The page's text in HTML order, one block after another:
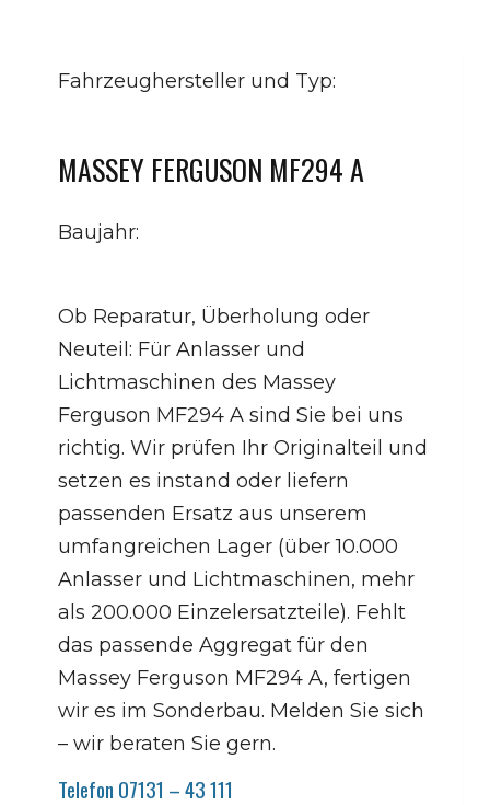
Fahrzeughersteller und Typ:
MASSEY FERGUSON MF294 A
Baujahr:
Ob Reparatur, Überholung oder
Neuteil: Für Anlasser und
Lichtmaschinen des Massey
Ferguson MF294 A sind Sie bei uns
richtig. Wir prüfen Ihr Originalteil und
setzen es instand oder liefern
passenden Ersatz aus unserem
umfangreichen Lager (über 10.000
Anlasser und Lichtmaschinen, mehr
als 200.000 Einzelersatzteile). Fehlt
das passende Aggregat für den
Massey Ferguson MF294 A, fertigen
wir es im Sonderbau. Melden Sie sich
– wir beraten Sie gern.
Telefon 07131 – 43 111